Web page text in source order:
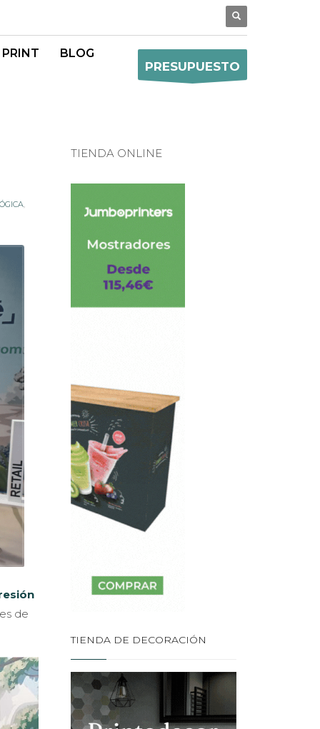
PRINT BLOG
PRESUPUESTO
,
de
TIENDA ONLINE
TIENDA DE DECORACIÓN